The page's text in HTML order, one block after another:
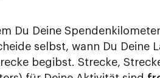
Du Deine
selbst, wann Du Deine
begibst. Strecke,